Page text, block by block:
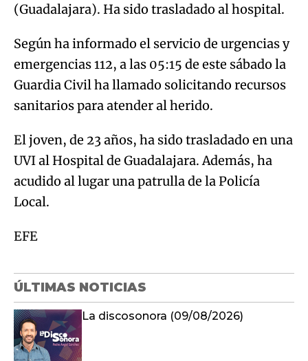
(Guadalajara). Ha sido trasladado al hospital.
Según ha informado el servicio de urgencias y
emergencias 112, a las 05:15 de este sábado la
Guardia Civil ha llamado solicitando recursos
sanitarios para atender al herido.
El joven, de 23 años, ha sido trasladado en una
UVI al Hospital de Guadalajara. Además, ha
acudido al lugar una patrulla de la Policía
Local.
EFE
ÚLTIMAS NOTICIAS
La discosonora (09/08/2026)